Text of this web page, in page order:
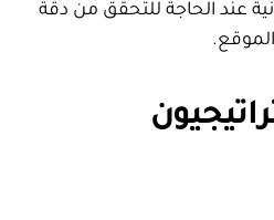
عند الحاجة للتحقق من دقة